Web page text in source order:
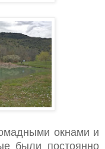
окнами и
были постоянно